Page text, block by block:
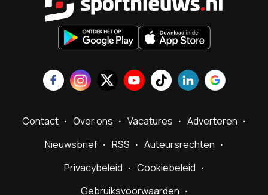
Contact Over ons Vacatures
Adverteren
Nieuwsbrief
RSS
Auteursrechten
Privacybeleid
Cookiebeleid
Gebruiksvoorwaarden